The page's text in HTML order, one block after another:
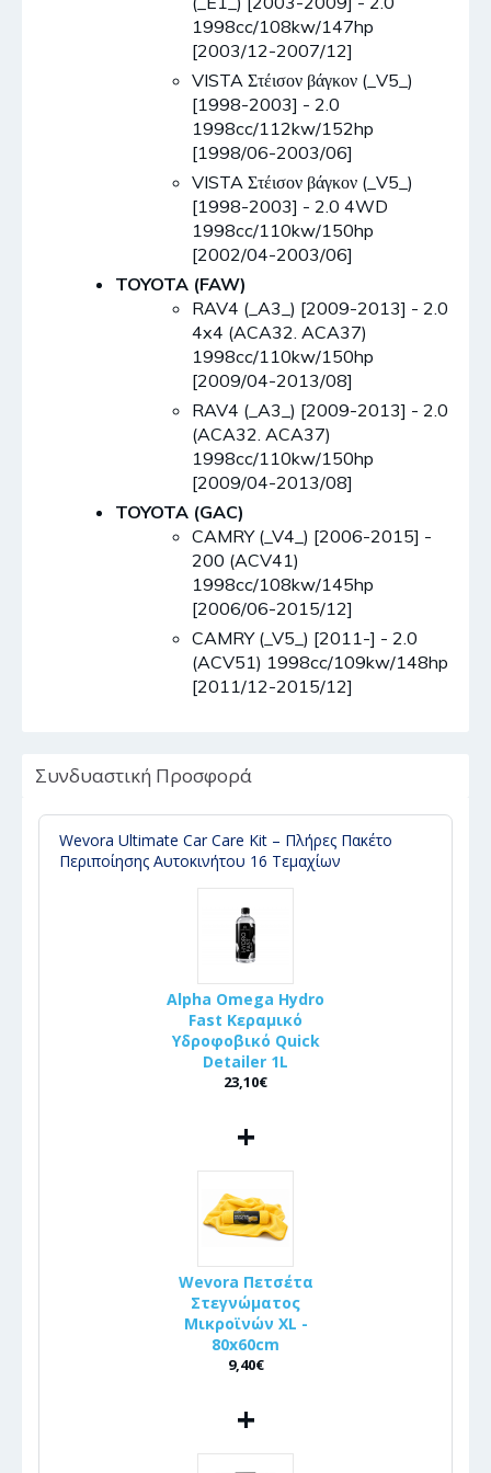
1998cc/108kw/147hp
[2003/12-2007/12]
VISTA Στέισον βάγκον (_V5_)
[1998-2003] - 2.0
1998cc/112kw/152hp
[1998/06-2003/06]
VISTA Στέισον βάγκον (_V5_)
[1998-2003] - 2.0 4WD
1998cc/110kw/150hp
[2002/04-2003/06]
TOYOTA (FAW)
RAV4 (_A3_) [2009-2013] - 2.0
4x4 (ACA32. ACA37)
1998cc/110kw/150hp
[2009/04-2013/08]
RAV4 (_A3_) [2009-2013] - 2.0
(ACA32. ACA37)
1998cc/110kw/150hp
[2009/04-2013/08]
TOYOTA (GAC)
CAMRY (_V4_) [2006-2015] -
200 (ACV41)
1998cc/108kw/145hp
[2006/06-2015/12]
CAMRY (_V5_) [2011-] - 2.0
(ACV51) 1998cc/109kw/148hp
[2011/12-2015/12]
Συνδυαστική Προσφορά
Wevora Ultimate Car Care Kit – Πλήρες Πακέτο
Περιποίησης Αυτοκινήτου 16 Τεμαχίων
Alpha Omega Hydro
Fast Κεραμικό
Υδροφοβικό Quick
Detailer 1L
23,10€
+
Wevora Πετσέτα
Στεγνώματος
Μικροϊνών XL -
80x60cm
9,40€
+